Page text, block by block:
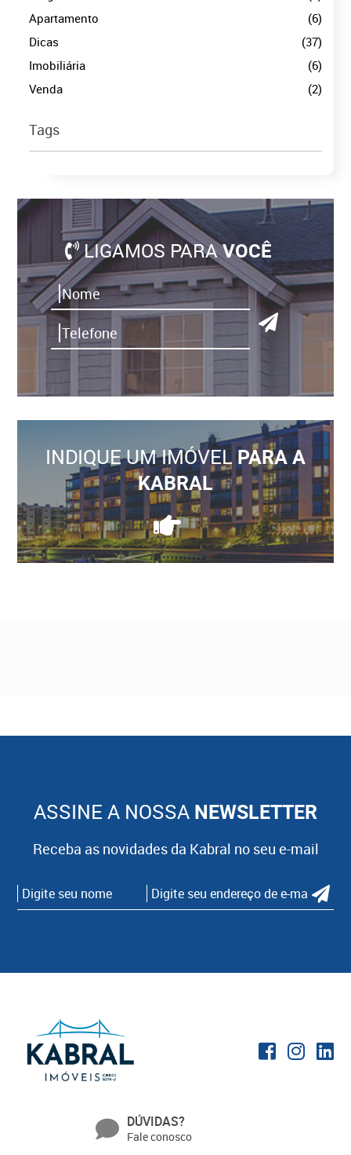
Apartamento
(6)
Dicas
(37)
Imobiliária
(6)
Venda
(2)
Tags
LIGAMOS PARAVOCÊ
INDIQUE UM IMÓVELPARA A
KABRAL
ASSINE A NOSSA NEWSLETTER
Receba as novidades da Kabral no seu e-mail
DÚVIDAS?
Fale conosco